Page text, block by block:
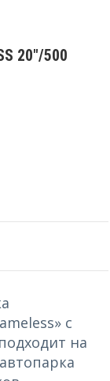
20"/500
с
на